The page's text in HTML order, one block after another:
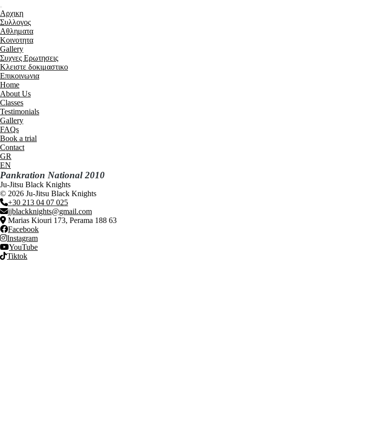
Menu
Αρχικη
Συλλογος
Αθληματα
Kοινοτητα
Gallery
Συχνες Ερωτησεις
Κλειστε δοκιμαστικο
Επικοινωνια
Home
About Us
Classes
Testimonials
Gallery
FAQs
Book a trial
Contact
GR
EN
Pankration National 2010
Ju-Jitsu Black Knights
© 2026 Ju-Jitsu Black Knights
+30 213 04 07 025
jjblackknights@gmail.com
Marias Kiouri 173, Perama 188 63
Facebook
Instagram
YouTube
Tiktok